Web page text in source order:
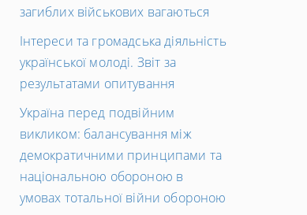
загиблих військових вагаються
Інтереси та громадська діяльність
української молоді. Звіт за
результатами опитування
Україна перед подвійним
викликом: балансування між
демократичними принципами та
національною обороною в
умовах тотальної війни обороною